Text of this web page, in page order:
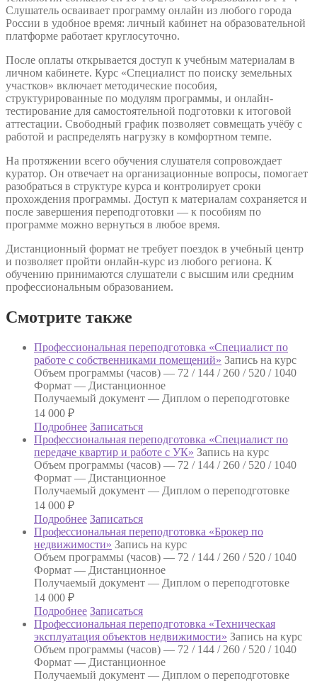
Слушатель осваивает программу онлайн из любого города
России в удобное время: личный кабинет на образовательной
платформе работает круглосуточно.
После оплаты открывается доступ к учебным материалам в
личном кабинете. Курс «Специалист по поиску земельных
участков» включает методические пособия,
структурированные по модулям программы, и онлайн-
тестирование для самостоятельной подготовки к итоговой
аттестации. Свободный график позволяет совмещать учёбу с
работой и распределять нагрузку в комфортном темпе.
На протяжении всего обучения слушателя сопровождает
куратор. Он отвечает на организационные вопросы, помогает
разобраться в структуре курса и контролирует сроки
прохождения программы. Доступ к материалам сохраняется и
после завершения переподготовки — к пособиям по
программе можно вернуться в любое время.
Дистанционный формат не требует поездок в учебный центр
и позволяет пройти онлайн-курс из любого региона. К
обучению принимаются слушатели с высшим или средним
профессиональным образованием.
Смотрите также
Профессиональная переподготовка «Специалист по
работе с собственниками помещений» Запись на курс
Объем программы (часов) — 72 / 144 / 260 / 520 / 1040
Формат — Дистанционное
Получаемый документ — Диплом о переподготовке
14 000 ₽
Подробнее Записаться
Профессиональная переподготовка «Специалист по
передаче квартир и работе с УК» Запись на курс
Объем программы (часов) — 72 / 144 / 260 / 520 / 1040
Формат — Дистанционное
Получаемый документ — Диплом о переподготовке
14 000 ₽
Подробнее Записаться
Профессиональная переподготовка «Брокер по
недвижимости» Запись на курс
Объем программы (часов) — 72 / 144 / 260 / 520 / 1040
Формат — Дистанционное
Получаемый документ — Диплом о переподготовке
14 000 ₽
Подробнее Записаться
Профессиональная переподготовка «Техническая
эксплуатация объектов недвижимости» Запись на курс
Объем программы (часов) — 72 / 144 / 260 / 520 / 1040
Формат — Дистанционное
Получаемый документ — Диплом о переподготовке